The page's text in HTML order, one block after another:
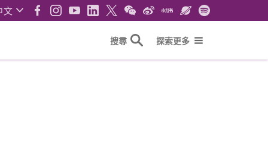
文
搜尋 探索更多